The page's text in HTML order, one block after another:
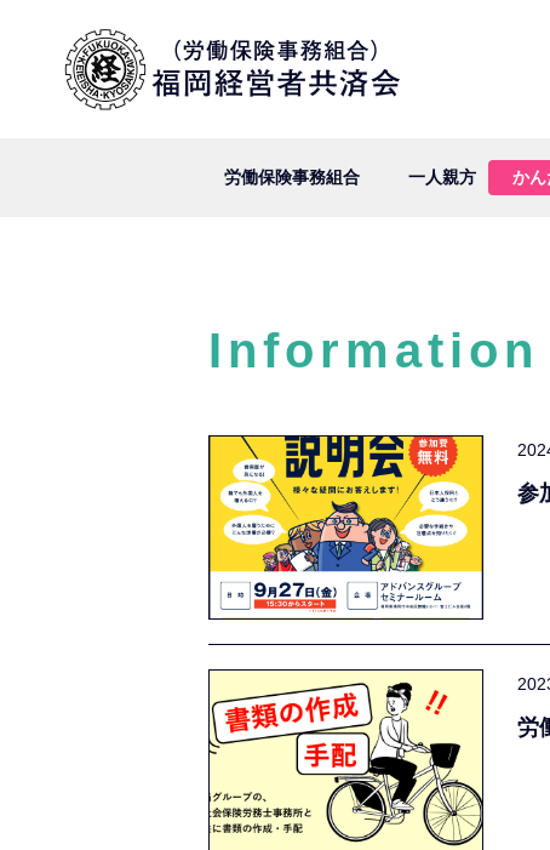
労働保険事務組合 一人親方 かん
Information
参
労